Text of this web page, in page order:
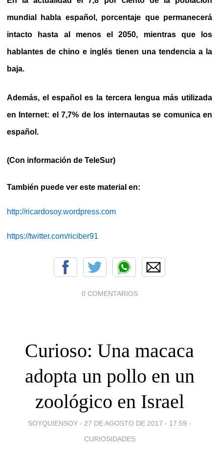
mundial habla español, porcentaje que permanecerá
intacto hasta al menos el 2050, mientras que los
hablantes de chino e inglés tienen una tendencia a la
baja.
Además, el español es la tercera lengua más utilizada
en Internet: el 7,7% de los internautas se comunica en
español.
(Con información de TeleSur)
También puede ver este material en:
http://ricardosoy.wordpress.com
https://twitter.com/riciber91
0 COMENTARIOS
Curioso: Una macaca
adopta un pollo en un
zoológico en Israel
SOYQUIENSOY - 27 DE AGOSTO DE 2017 - 17:59 -
CURIOSIDADES